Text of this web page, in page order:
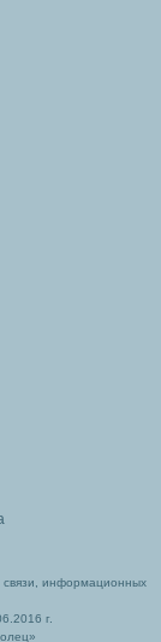
связи, информационных
г.